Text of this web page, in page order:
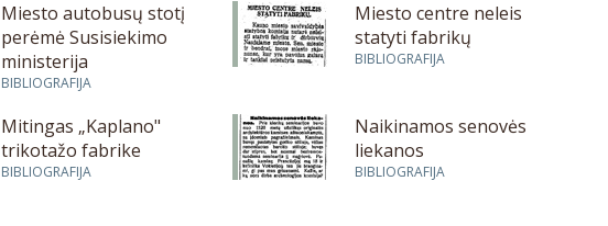
Miesto autobusų stotį
perėmė Susisiekimo
ministerija
BIBLIOGRAFIJA
Miesto centre neleis
statyti fabrikų
BIBLIOGRAFIJA
Mitingas „Kaplano"
trikotažo fabrike
BIBLIOGRAFIJA
Naikinamos senovės
liekanos
BIBLIOGRAFIJA